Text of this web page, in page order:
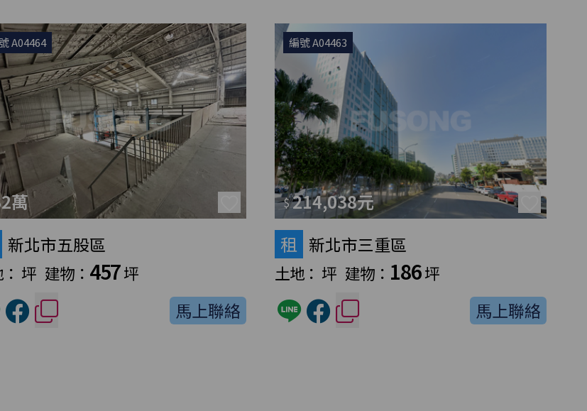
A04464
萬
新北市五股區
坪 建物： 457坪
馬上聯絡
編號 A04463
$214,038元
租 新北市三重區
土地： 坪 建物： 186坪
馬上聯絡